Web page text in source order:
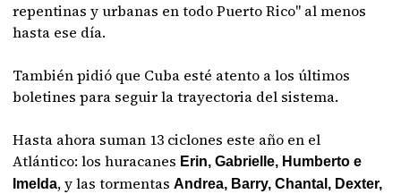
repentinas y urbanas en todo Puerto Rico" al menos
hasta ese día.
También pidió que Cuba esté atento a los últimos
boletines para seguir la trayectoria del sistema.
Hasta ahora suman 13 ciclones este año en el
Atlántico: los huracanes Erin, Gabrielle, Humberto e
Imelda, y las tormentasAndrea, Barry, Chantal, Dexter,